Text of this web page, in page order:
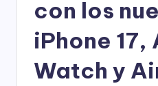
con los
iPhone 17,
Watch y